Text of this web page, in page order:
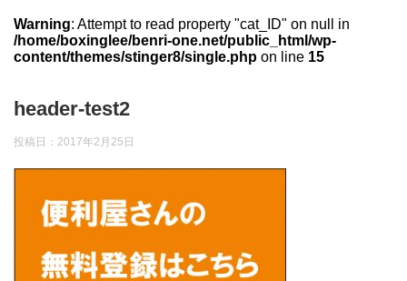
Warning: Attempt to read property "cat_ID" on null in
/home/boxinglee/benri-one.net/public_html/wp-
content/themes/stinger8/single.php on line 15
header-test2
投稿日： 2017年2月25日